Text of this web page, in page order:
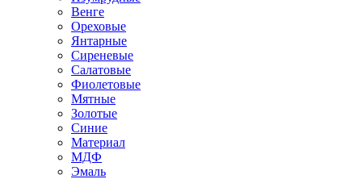
Венге
Ореховые
Янтарные
Сиреневые
Салатовые
Фиолетовые
Мятные
Золотые
Синие
Материал
МДФ
Эмаль